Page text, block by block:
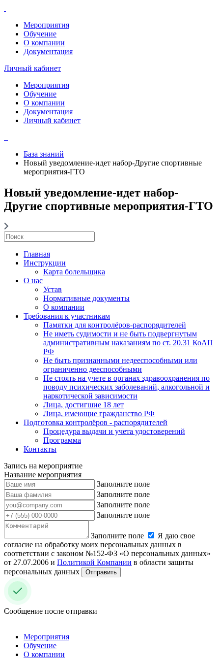
Мероприятия
Обучение
О компании
Документация
Личный кабинет
Мероприятия
Обучение
О компании
Документация
Личный кабинет
База знаний
Новый уведомление-идет набор-Другие спортивные
мероприятия-ГТО
Новый уведомление-идет набор-
Другие спортивные мероприятия-ГТО
Главная
Инструкции
Карта болельщика
О нас
Устав
Нормативные документы
О компании
Требования к участникам
Памятки для контролёров-распорядителей
Не иметь судимости и не быть подвергнутым
административным наказаниям по ст. 20.31 КоАП
РФ
Не быть признанными недееспособными или
ограниченно дееспособными
Не стоять на учете в органах здравоохранения по
поводу психических заболеваний, алкогольной и
наркотической зависимости
Лица, достигшие 18 лет
Лица, имеющие гражданство РФ
Подготовка контролёров - распорядителей
Процедура выдачи и учета удостоверений
Программа
Контакты
Запись на мероприятие
Название мероприятия
Заполните поле
Заполните поле
Заполните поле
Заполните поле
Заполните поле
Я даю свое
согласие на обработку моих персональных данных в
соответствии с законом №152-ФЗ «О персональных данных»
от 27.07.2006 и Политикой Компании в области защиты
персональных данных
Отправить
Сообщение после отправки
Мероприятия
Обучение
О компании